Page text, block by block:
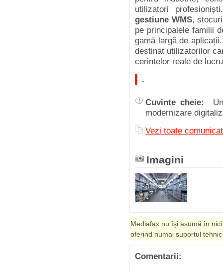
utilizatori
gestiune WMS,
pe principalele familii
gamă largă de
destinat utilizatorilor
cerințelor reale de
.
Cuvinte cheie:
modernizare
Vezi toate
Imagini
Mediafax nu îşi asumă în
oferind numai suportul
Comentarii: